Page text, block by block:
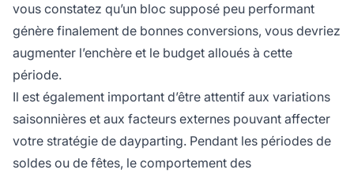
vous constatez qu’un bloc supposé peu performant
génère finalement de bonnes conversions, vous devriez
augmenter l’enchère et le budget alloués à cette
période.
Il est également important d’être attentif aux variations
saisonnières et aux facteurs externes pouvant affecter
votre stratégie de dayparting. Pendant les périodes de
soldes ou de fêtes, le comportement des